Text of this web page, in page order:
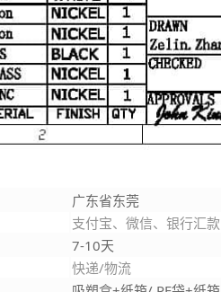
广东省东莞
支付宝、微信、银行汇款
7-10天
快递/物流